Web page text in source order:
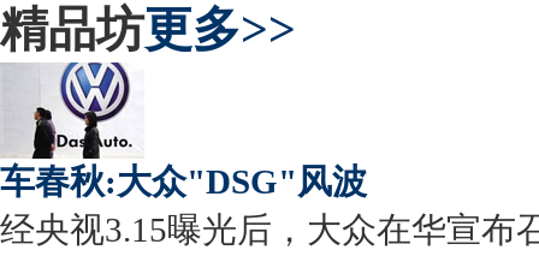
精品坊更多>>
车春秋:大众"DSG"风波
经央视3.15曝光后，大众在华宣布